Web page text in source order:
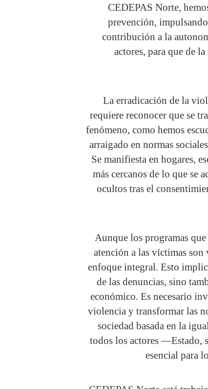
CEDEPAS Norte,
prevención,
contribución a la
actores, para que de
La erradicación de la
requiere reconocer que se
fenómeno, como hemos
arraigado en normas
Se manifiesta en hogares,
más cercanos de lo que se
ocultos tras el
Aunque los programas
atención a las víctimas
enfoque integral. Esto
de las denuncias, sino
económico. Es necesario
violencia y transformar las
sociedad basada en la
todos los actores —Estado,
esencial para